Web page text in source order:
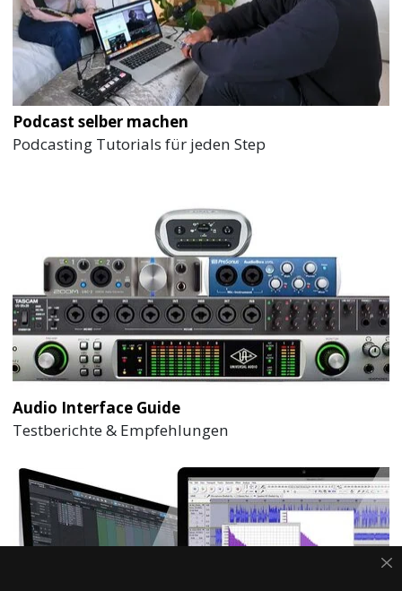
Podcast selber machen
Podcasting Tutorials für jeden Step
Audio Interface Guide
Testberichte & Empfehlungen